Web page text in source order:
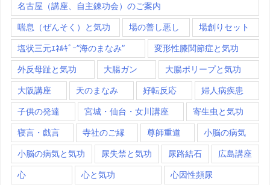
名古屋（講座、自主錬功会）のご案内
喘息（ぜんそく）と気功 場の善し悪し 場創りセット
塩状三元ｴﾈﾙｷﾞｰ”海のまなみ” 変形性膝関節症と気功
外反母趾と気功 大腸ガン 大腸ポリープと気功
大阪講座 天のまなみ 好転反応 婦人病疾患
子供の発達 宮城・仙台・女川講座 寄生虫と気功
寝言・戯言 寺社のご縁 尊師重道 小脳の病気
小脳の病気と気功 尿失禁と気功 尿路結石 広島講座
心 心と気功 心因性頻尿